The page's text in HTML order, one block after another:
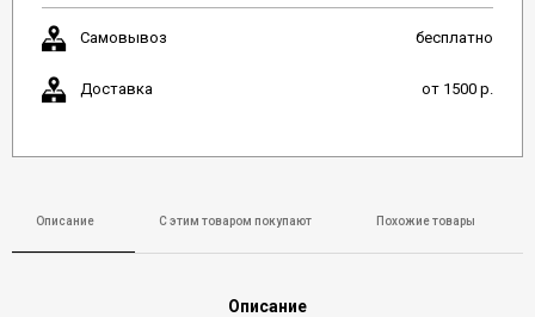
Самовывоз бесплатно
Доставка от 1500 р.
Описание С этим товаром покупают Похожие товары
Описание